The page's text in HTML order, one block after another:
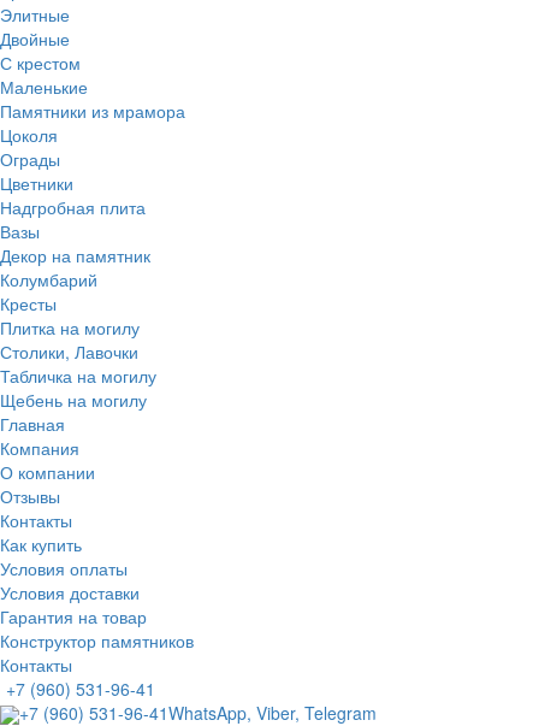
Элитные
Двойные
С крестом
Маленькие
Памятники из мрамора
Цоколя
Ограды
Цветники
Надгробная плита
Вазы
Декор на памятник
Колумбарий
Кресты
Плитка на могилу
Столики, Лавочки
Табличка на могилу
Щебень на могилу
Главная
Компания
О компании
Отзывы
Контакты
Как купить
Условия оплаты
Условия доставки
Гарантия на товар
Конструктор памятников
Контакты
+7 (960) 531-96-41
+7 (960) 531-96-41WhatsApp, Viber, Telegram